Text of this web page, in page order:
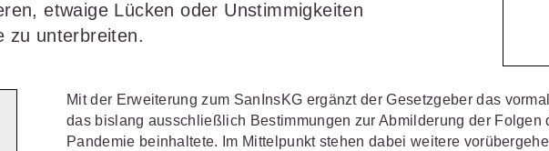
Fachgebiete
Außenwirtschaftsrecht Öffentliches Dienstrecht
rechtlichen Risikenfür Unternehmen,
Institutionen und Steuerberater.
Fortbildungenfür
allen wichtigen
Öffentliche Verwaltung
Vereine und Verbände
Referendariat
Sie
-
Schulungen und Termine
FAQ
etwaige Lücken oder Unstimmigkeiten
zu unterbreiten.
Mit der Erweiterung zum SanInsKG ergänzt der Gesetzgeber das
das bislang ausschließlich Bestimmungen zur Abmilderung der Folgen
Pandemie beinhaltete. Im Mittelpunkt stehen dabei weitere